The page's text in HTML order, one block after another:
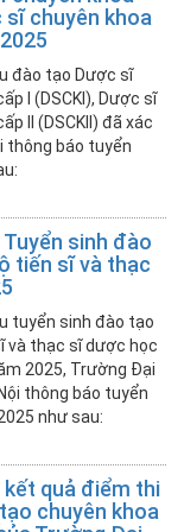
sĩ chuyên khoa
đào tạo Dược sĩ
I (DSCKI), Dược sĩ
II (DSCKII) đã xác
thông báo tuyển
sinh đào
tiến sĩ và thạc
tuyển sinh đào tạo
và thạc sĩ dược học
2025, Trường Đại
thông báo tuyển
như sau:
kết quả điểm thi
chuyên khoa